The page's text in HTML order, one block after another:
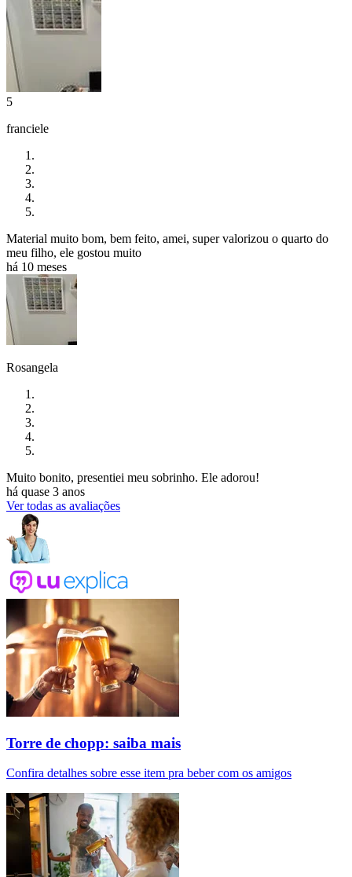
5
franciele
Material muito bom, bem feito, amei, super valorizou o quarto do
meu filho, ele gostou muito
há 10 meses
Rosangela
Muito bonito, presentiei meu sobrinho. Ele adorou!
há quase 3 anos
Ver todas as avaliações
Torre de chopp: saiba mais
Confira detalhes sobre esse item pra beber com os amigos